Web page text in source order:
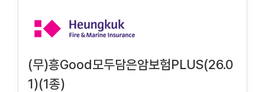
(무)흥Good모두담은암보험PLUS(26.0
1)(1종)